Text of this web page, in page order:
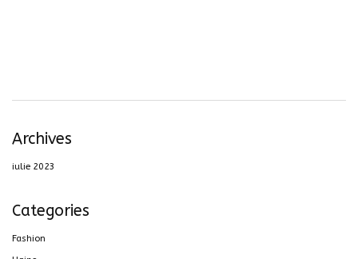
Archives
iulie 2023
Categories
Fashion